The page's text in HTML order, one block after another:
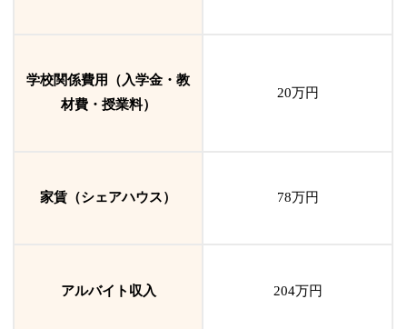
学校関係費用（入学金・教
材費・授業料）
20万円
家賃（シェアハウス） 78万円
アルバイト収入 204万円